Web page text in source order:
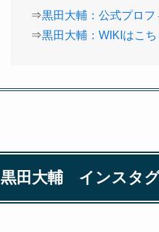
⇒黒田大輔：公式プロフ
⇒黒田大輔：WIKIはこち
黒田大輔 インスタグ